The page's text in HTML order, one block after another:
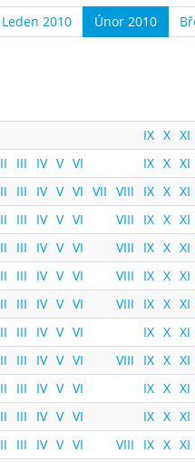
Leden 2010 Únor 2010
IX X XI
II III IV V VI IX X XI
II III IV V VI VII VIII IX X XI
II III IV V VI VIII IX X XI
II III IV V VI VIII IX X XI
II III IV V VI VIII IX X XI
II III IV V VI VIII IX X XI
II III IV V VI IX X XI
II III IV V VI VIII IX X XI
II III IV V VI IX X XI
II III IV V VI IX X XI
II III IV V VI VIII IX X XI